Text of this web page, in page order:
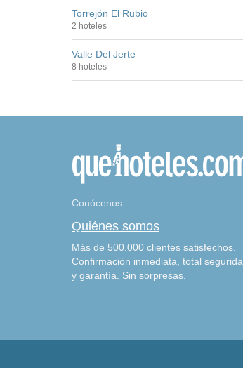
Torrejón El Rubio
2 hoteles
Valle Del Jerte
8 hoteles
Conócenos
Quiénes somos
Más de 500.000 clientes satisfechos.
Confirmación inmediata, total
y garantía. Sin sorpresas.